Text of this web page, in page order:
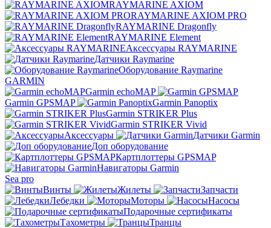
RAYMARINE AXIOM
RAYMARINE AXIOM PRO
RAYMARINE Dragonfly
RAYMARINE Element
Аксессуары RAYMARINE
Датчики Raymarine
Оборудование Raymarine
GARMIN
Garmin echoMAP
Garmin GPSMAP
Garmin Panoptix
Garmin STRIKER Plus
Garmin STRIKER Vivid
Аксессуары
Датчики Garmin
Доп оборудование
Картплоттеры GPSMAP
Навигаторы Garmin
Sea pro
Винты
Жилеты
Запчасти
Лебедки
Моторы
Насосы
Подарочные сертификаты
Тахометры
Транцы